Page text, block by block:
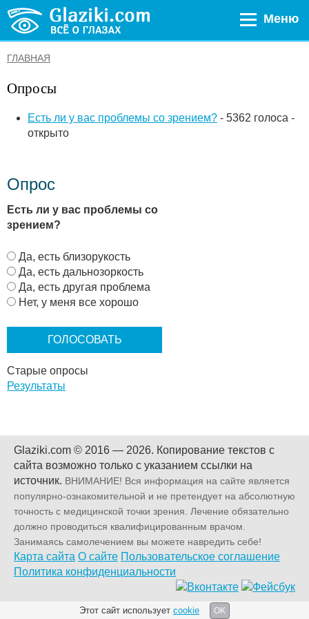
Меню
ГЛАВНАЯ
Опросы
Есть ли у вас проблемы со зрением? - 5362 голоса -
открыто
Опрос
Есть ли у вас проблемы со
зрением?
В
а
р
и
Да, есть близорукость
Да, есть дальнозоркость
Да, есть другая проблема
Нет, у меня все хорошо
Старые опросы
Результаты
Glaziki.com © 2016 — 2026. Копирование текстов с
сайта возможно только с указанием ссылки на
источник. ВНИМАНИЕ! Вся информация на сайте является
популярно-ознакомительной и не претендует на абсолютную
точность с медицинской точки зрения. Лечение обязательно
должно проводиться квалифицированным врачом.
Занимаясь самолечением вы можете навредить себе!
Карта сайта О сайте Пользовательское соглашение
Политика конфиденциальности
Этот сайт использует cookie OK